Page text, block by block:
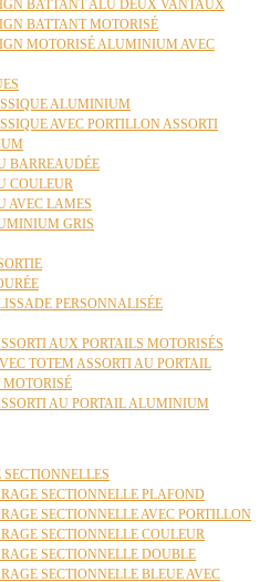
BATTANT ALU DEUX VANTAUX
BATTANT MOTORISÉ
MOTORISÉ ALUMINIUM AVEC
ALUMINIUM
AVEC PORTILLON ASSORTI
BARREAUDÉE
COULEUR
AVEC LAMES
GRIS
PERSONNALISÉE
AUX PORTAILS MOTORISÉS
TOTEM ASSORTI AU PORTAIL
AU PORTAIL ALUMINIUM
SECTIONNELLES
SECTIONNELLE PLAFOND
SECTIONNELLE AVEC PORTILLON
SECTIONNELLE COULEUR
SECTIONNELLE DOUBLE
SECTIONNELLE BLEUE AVEC